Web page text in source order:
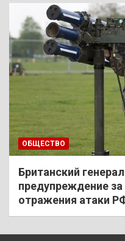
ОБЩЕСТВО
Британский
предупреждение
отражения атаки